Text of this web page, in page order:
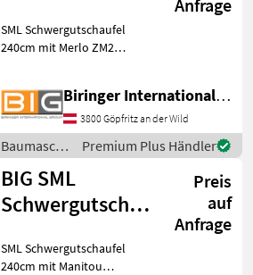
Ergebnisse
anzeigen
ZM2 Aufnah
Anfrage
SML Schwergutschaufel
240cm mit Merlo ZM2
m3 Baumaschinen Schaufel
und Löffel
Biringer International GmbH
3800 Göpfritz an der Wild
Baumaschinen
/ BIG
Premium Plus Händler
BIG SML
Schwergutschaufel
Manitou
Preis
auf
Anfrage
SML Schwergutschaufel
240cm mit Manitou